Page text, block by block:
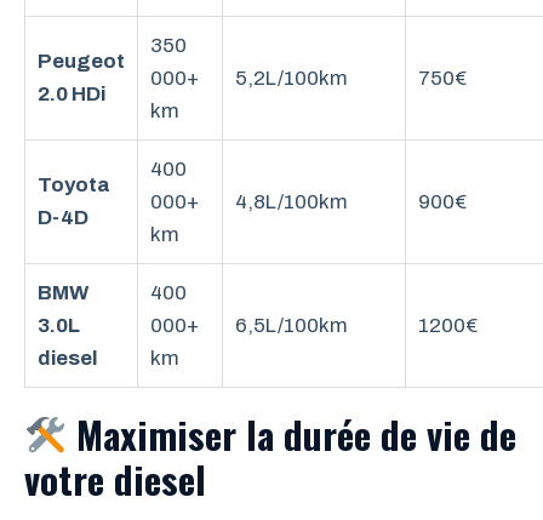
Peugeot
2.0 HDi
350
000+
km
5,2L/100km 750€
Toyota
D-4D
400
000+
km
4,8L/100km 900€
BMW
3.0L
diesel
400
000+
km
6,5L/100km 1200€
Maximiser la durée de vie de
votre diesel